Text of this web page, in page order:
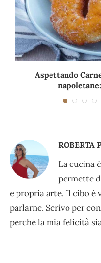
Aspettando
ROBERTA
La cucina
permette
e propria arte. Il cibo è
parlarne. Scrivo per
perché la mia felicità